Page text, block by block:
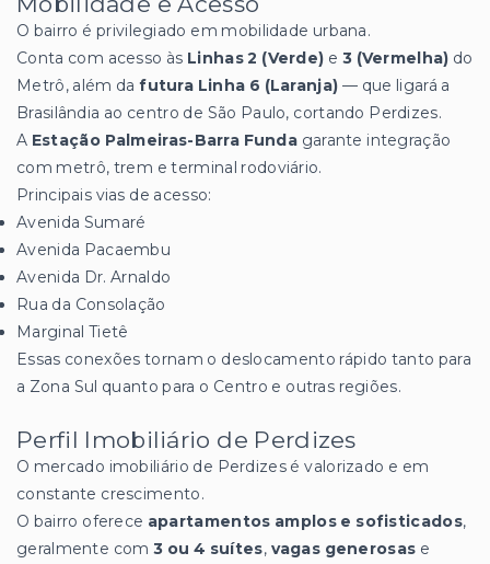
O bairro é privilegiado em mobilidade urbana.
Conta com acesso às Linhas 2 (Verde) e 3 (Vermelha) do
Metrô, além dafutura Linha 6 (Laranja) — que ligará a
Brasilândia ao centro de São Paulo, cortando Perdizes.
A Estação Palmeiras-Barra Funda garante integração
com metrô, trem e terminal rodoviário.
Principais vias de acesso:
Avenida Sumaré
Avenida Pacaembu
Avenida Dr. Arnaldo
Rua da Consolação
Marginal Tietê
Essas conexões tornam o deslocamento rápido tanto para
a Zona Sul quanto para o Centro e outras regiões.
Perfil Imobiliário de Perdizes
O mercado imobiliário de Perdizes é valorizado e em
constante crescimento.
O bairro oferece apartamentos amplos e sofisticados,
geralmente com3 ou 4 suítes, vagas generosas e